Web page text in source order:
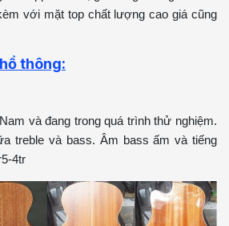
với mặt top chất lượng cao giá cũng
thông:
và đang trong quá trình thử nghiệm.
treble và bass. Âm bass ấm và tiếng
4tr